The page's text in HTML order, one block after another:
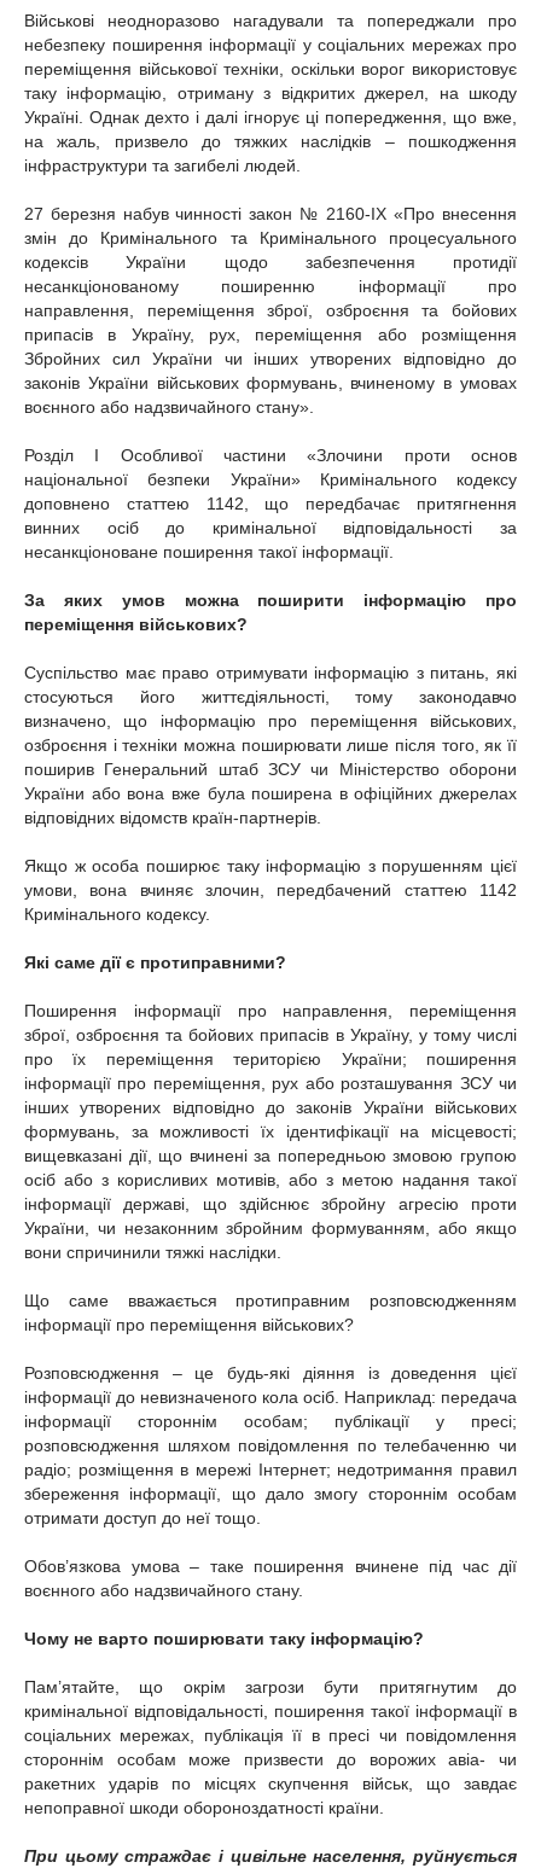
Військові неодноразово нагадували та попереджали про
небезпеку поширення інформації у соціальних мережах про
переміщення військової техніки, оскільки ворог використовує
таку інформацію, отриману з відкритих джерел, на шкоду
Україні. Однак дехто і далі ігнорує ці попередження, що вже,
на жаль, призвело до тяжких наслідків – пошкодження
інфраструктури та загибелі людей.
27 березня набув чинності закон № 2160-IX «Про внесення
змін до Кримінального та Кримінального процесуального
кодексів України щодо забезпечення протидії
несанкціонованому поширенню інформації про
направлення, переміщення зброї, озброєння та бойових
припасів в Україну, рух, переміщення або розміщення
Збройних сил України чи інших утворених відповідно до
законів України військових формувань, вчиненому в умовах
воєнного або надзвичайного стану».
Розділ І Особливої частини «Злочини проти основ
національної безпеки України» Кримінального кодексу
доповнено статтею 1142, що передбачає притягнення
винних осіб до кримінальної відповідальності за
несанкціоноване поширення такої інформації.
За яких умов можна поширити інформацію про
переміщення військових?
Суспільство має право отримувати інформацію з питань, які
стосуються його життєдіяльності, тому законодавчо
визначено, що інформацію про переміщення військових,
озброєння і техніки можна поширювати лише після того, як її
поширив Генеральний штаб ЗСУ чи Міністерство оборони
України або вона вже була поширена в офіційних джерелах
відповідних відомств країн-партнерів.
Якщо ж особа поширює таку інформацію з порушенням цієї
умови, вона вчиняє злочин, передбачений статтею 1142
Кримінального кодексу.
Які саме дії є протиправними?
Поширення інформації про направлення, переміщення
зброї, озброєння та бойових припасів в Україну, у тому числі
про їх переміщення територією України; поширення
інформації про переміщення, рух або розташування ЗСУ чи
інших утворених відповідно до законів України військових
формувань, за можливості їх ідентифікації на місцевості;
вищевказані дії, що вчинені за попередньою змовою групою
осіб або з корисливих мотивів, або з метою надання такої
інформації державі, що здійснює збройну агресію проти
України, чи незаконним збройним формуванням, або якщо
вони спричинили тяжкі наслідки.
Що саме вважається протиправним розповсюдженням
інформації про переміщення військових?
Розповсюдження – це будь-які діяння із доведення цієї
інформації до невизначеного кола осіб. Наприклад: передача
інформації стороннім особам; публікації у пресі;
розповсюдження шляхом повідомлення по телебаченню чи
радіо; розміщення в мережі Інтернет; недотримання правил
збереження інформації, що дало змогу стороннім особам
отримати доступ до неї тощо.
Обов’язкова умова – таке поширення вчинене під час дії
воєнного або надзвичайного стану.
Чому не варто поширювати таку інформацію?
Пам’ятайте, що окрім загрози бути притягнутим до
кримінальної відповідальності, поширення такої інформації в
соціальних мережах, публікація її в пресі чи повідомлення
стороннім особам може призвести до ворожих авіа- чи
ракетних ударів по місцях скупчення військ, що завдає
непоправної шкоди обороноздатності країни.
При цьому страждає і цивільне населення, руйнується